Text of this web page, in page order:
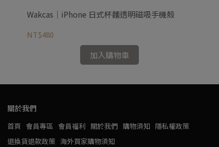
Wakcas｜iPhone 日式杯麵透明磁吸手機殼
NT$480
加入購物車
關於我們
首頁 會員專區 會員福利 關於我們 購物須知 隱私權政策
退換貨退款政策 海外買家購物須知